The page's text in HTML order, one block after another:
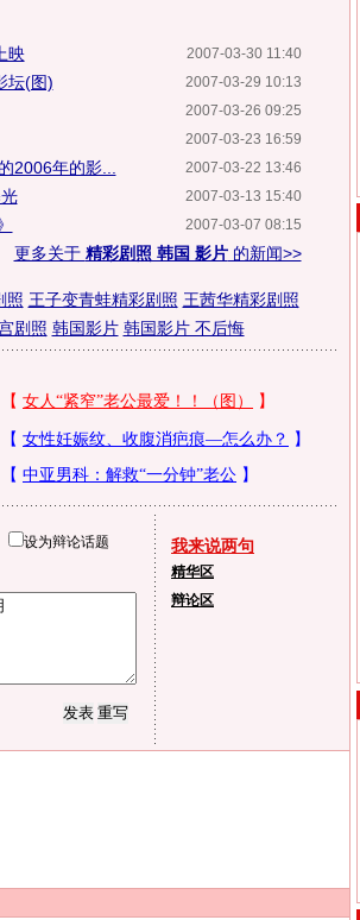
2007-03-30 11:40
映
2007-03-29 10:13
坛(图)
2007-03-26 09:25
2007-03-23 16:59
2007-03-22 13:46
2006年的影...
2007-03-13 15:40
2007-03-07 08:15
更多关于 精彩剧照 韩国 影片的新闻>>
照 王子变青蛙精彩剧照 王茜华精彩剧照
剧照 韩国影片 韩国影片 不后悔
设为辩论话题 我来说两句
精华区
辩论区